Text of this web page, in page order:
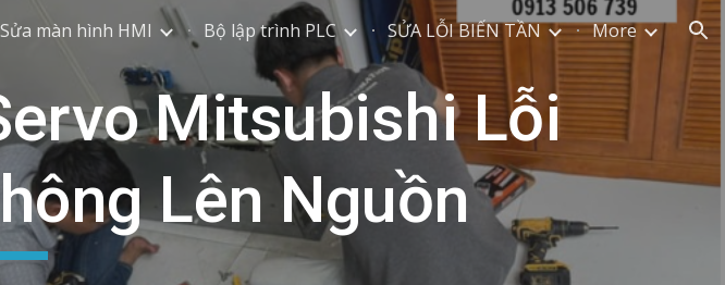
Skip to navigation
Sửa màn hình HMI Bộ lập trình PLC SỬA LỖI BIẾN TẦN More
Mitsubishi Lỗi
Lên Nguồn